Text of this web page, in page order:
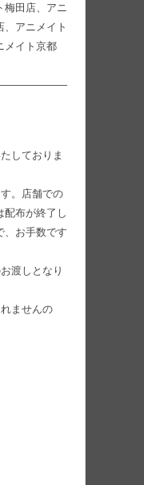
梅田店、アニ
、アニメイト
メイト京都
しておりま
。店舗での
配布が終了し
、お手数です
渡しとなり
ませんの